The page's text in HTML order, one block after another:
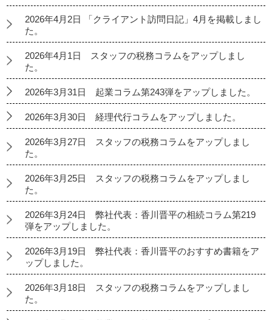
2026年4月2日 「クライアント訪問日記」4月を掲載しまし
た。
2026年4月1日 スタッフの税務コラムをアップしまし
た。
2026年3月31日 起業コラム第243弾をアップしました。
2026年3月30日 経理代行コラムをアップしました。
2026年3月27日 スタッフの税務コラムをアップしまし
た。
2026年3月25日 スタッフの税務コラムをアップしまし
た。
2026年3月24日 弊社代表：香川晋平の相続コラム第219
弾をアップしました。
2026年3月19日 弊社代表：香川晋平のおすすめ書籍をア
ップしました。
2026年3月18日 スタッフの税務コラムをアップしまし
た。